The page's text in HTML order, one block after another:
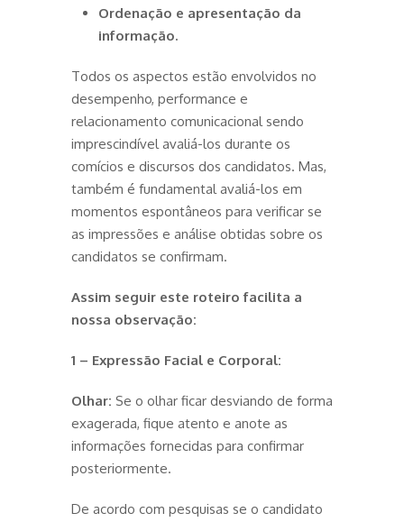
Ordenação e apresentação da
informação.
Todos os aspectos estão envolvidos no
desempenho, performance e
relacionamento comunicacional sendo
imprescindível avaliá-los durante os
comícios e discursos dos candidatos. Mas,
também é fundamental avaliá-los em
momentos espontâneos para verificar se
as impressões e análise obtidas sobre os
candidatos se confirmam.
Assim seguir este roteiro facilita a
nossa observação:
1 – Expressão Facial e Corporal:
Olhar: Se o olhar ficar desviando de forma
exagerada, fique atento e anote as
informações fornecidas para confirmar
posteriormente.
De acordo com pesquisas se o candidato